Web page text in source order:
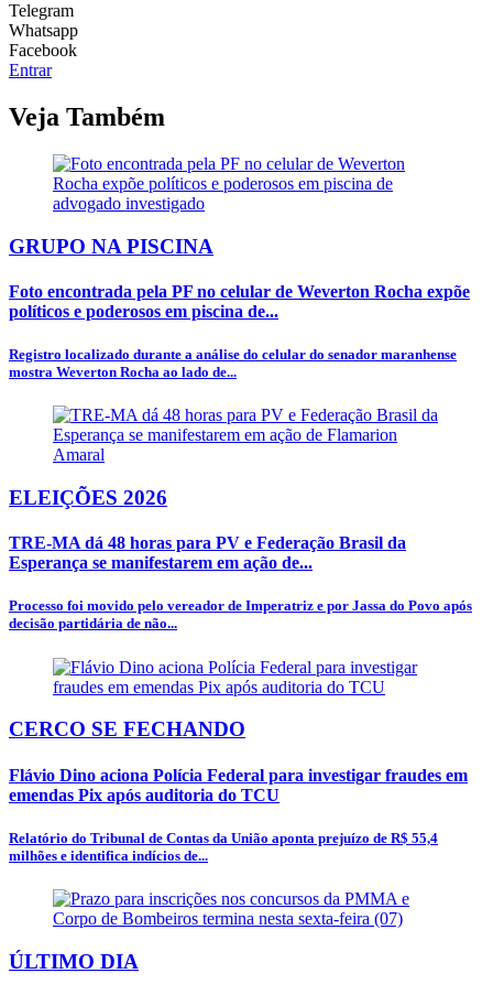
Telegram
Whatsapp
Facebook
Entrar
Veja Também
GRUPO NA PISCINA
Foto encontrada pela PF no celular de Weverton Rocha expõe
políticos e poderosos em piscina de...
Registro localizado durante a análise do celular do senador maranhense
mostra Weverton Rocha ao lado de...
ELEIÇÕES 2026
TRE-MA dá 48 horas para PV e Federação Brasil da
Esperança se manifestarem em ação de...
Processo foi movido pelo vereador de Imperatriz e por Jassa do Povo após
decisão partidária de não...
CERCO SE FECHANDO
Flávio Dino aciona Polícia Federal para investigar fraudes em
emendas Pix após auditoria do TCU
Relatório do Tribunal de Contas da União aponta prejuízo de R$ 55,4
milhões e identifica indícios de...
ÚLTIMO DIA